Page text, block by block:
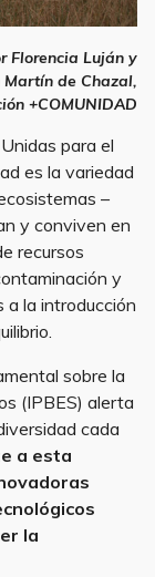
Florencia Luján y
Martín de Chazal,
+COMUNIDAD
para el
es la variedad
–
y conviven en
recursos
y
a la introducción
sobre la
(IPBES) alerta
cada
a esta
la